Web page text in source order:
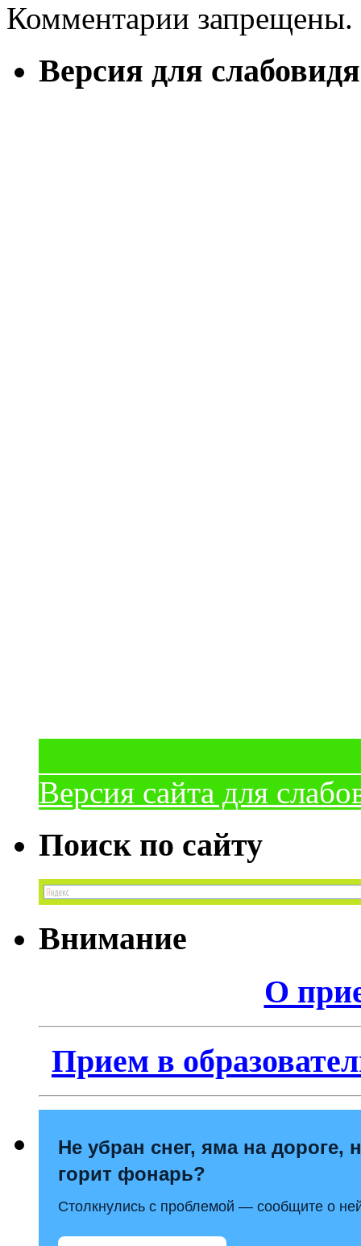
Комментарии запрещены.
Версия для
Версия сайта для
Поиск по сайту
Внимание
О
Прием в
Не убран снег, яма на дороге,
горит фонарь?
Столкнулись с проблемой — сообщите о